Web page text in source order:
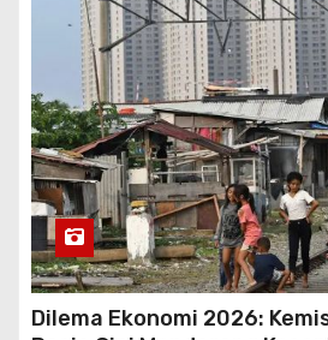
Dilema Ekonomi 2026: